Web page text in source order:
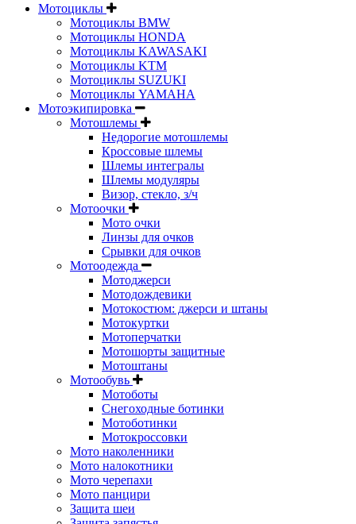
Мотоциклы
Мотоциклы BMW
Мотоциклы HONDA
Мотоциклы KAWASAKI
Мотоциклы KTM
Мотоциклы SUZUKI
Мотоциклы YAMAHA
Мотоэкипировка
Мотошлемы
Недорогие мотошлемы
Кроссовые шлемы
Шлемы интегралы
Шлемы модуляры
Визор, стекло, з/ч
Мотоочки
Мото очки
Линзы для очков
Срывки для очков
Мотоодежда
Мотоджерси
Мотодождевики
Мотокостюм: джерси и штаны
Мотокуртки
Мотоперчатки
Мотошорты защитные
Мотоштаны
Мотообувь
Мотоботы
Снегоходные ботинки
Мотоботинки
Мотокроссовки
Мото наколенники
Мото налокотники
Мото черепахи
Мото панцири
Защита шеи